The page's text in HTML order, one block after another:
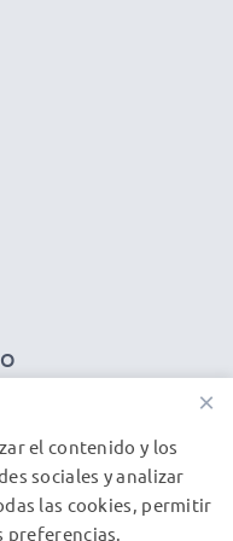
tiempo - Cable de
PVC y conector de
software y
de vídeo
versiones USB
B
×
el contenido y los
sociales y analizar
las cookies, permitir
preferencias.